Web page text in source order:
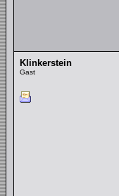
Klinkerstein
Gast